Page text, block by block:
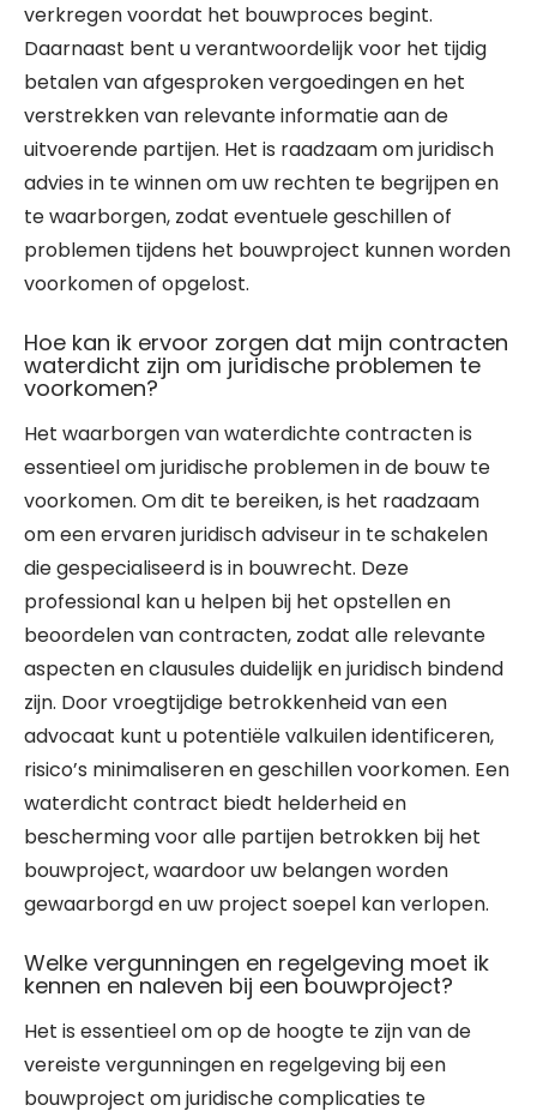
verkregen voordat het bouwproces begint.
Daarnaast bent u verantwoordelijk voor het tijdig
betalen van afgesproken vergoedingen en het
verstrekken van relevante informatie aan de
uitvoerende partijen. Het is raadzaam om juridisch
advies in te winnen om uw rechten te begrijpen en
te waarborgen, zodat eventuele geschillen of
problemen tijdens het bouwproject kunnen worden
voorkomen of opgelost.
Hoe kan ik ervoor zorgen dat mijn contracten
waterdicht zijn om juridische problemen te
voorkomen?
Het waarborgen van waterdichte contracten is
essentieel om juridische problemen in de bouw te
voorkomen. Om dit te bereiken, is het raadzaam
om een ervaren juridisch adviseur in te schakelen
die gespecialiseerd is in bouwrecht. Deze
professional kan u helpen bij het opstellen en
beoordelen van contracten, zodat alle relevante
aspecten en clausules duidelijk en juridisch bindend
zijn. Door vroegtijdige betrokkenheid van een
advocaat kunt u potentiële valkuilen identificeren,
risico’s minimaliseren en geschillen voorkomen. Een
waterdicht contract biedt helderheid en
bescherming voor alle partijen betrokken bij het
bouwproject, waardoor uw belangen worden
gewaarborgd en uw project soepel kan verlopen.
Welke vergunningen en regelgeving moet ik
kennen en naleven bij een bouwproject?
Het is essentieel om op de hoogte te zijn van de
vereiste vergunningen en regelgeving bij een
bouwproject om juridische complicaties te